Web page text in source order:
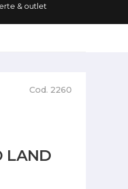
& outlet
Cod. 2260
LAND